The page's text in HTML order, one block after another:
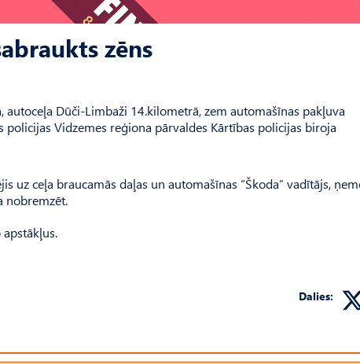
zēns
autoceļa Dūči-Limbaži 14.kilometrā, zem automašīnas pakļuva
Vidzemes reģiona pārvaldes Kārtības policijas biroja
uz ceļa braucamās daļas un automašīnas “Škoda” vadītājs,
nobremzēt.
Dalies: